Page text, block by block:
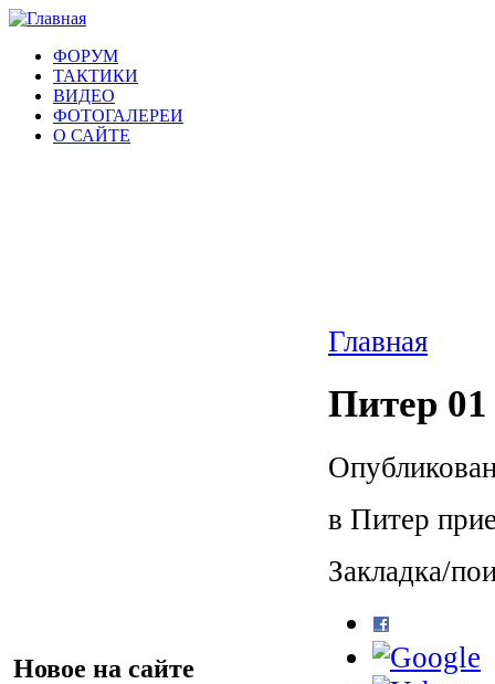
ФОРУМ
ТАКТИКИ
ВИДЕО
ФОТОГАЛЕРЕИ
О САЙТЕ
Новое на сайте
Главная
Питер 01
в Питер
Закладка/